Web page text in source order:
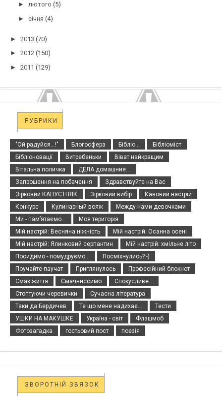
► лютого (5)
► січня (4)
► 2013 (70)
► 2012 (150)
► 2011 (129)
РУБРИКИ
"Ой радуйся...!" Блогосфера Бібліо...
Бібліоміст
Бібліоновації
Витребеньки
Віват найкращим
Вітальна поличка
ДЕЛА домашние...
Запрошення на побачення
Здравствуйте на Вас
Зірковий КАПУСТНЯК
Зірковий вибір
Кавовий настрій
Конкурс
Кулинарный вояж
Между нами девочками
Ми - пам’ятаємо...
Моя територія
Мій настрій: Весняна ніжність
Мій настрій: Осанна осені
Мій настрій: Ялинковий серпантин
Мій настрій: хмільне літо
Посидимо - помудруємо...
Посміхнулись?:-)
Поучайте паучат
Приглянулось
Професійний блокнот
Смак життя
Смачниссимо
Спокусливе...
Стоптуючи черевички
Сучасна література
Таки да Бердичев
Те що мене надихає...
Тести
УШКИ НА МАКУШКЕ
Україна - світ
Флэшмоб
Фотозагадка
гостьовий пост поезія
ЗВОРОТНІЙ ЗВЯЗОК